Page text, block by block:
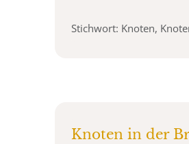
Stichwort: Knoten,
Knoten in der